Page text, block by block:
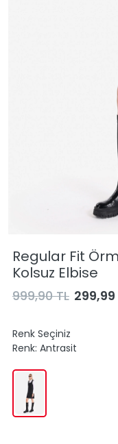
Regular Fit
Kolsuz Elbise
999,90 TL 299,99
Renk Seçiniz
Renk: Antrasit